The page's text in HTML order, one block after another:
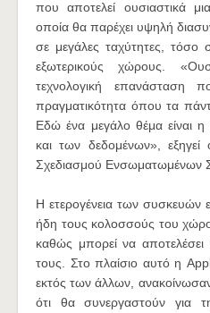
που αποτελεί ουσιαστικά
οποία θα παρέχει υψηλή
σε μεγάλες ταχύτητες, τόσο
εξωτερικούς χώρους.
τεχνολογική
πραγματικότητα όπου τα
Εδώ ένα μεγάλο θέμα είναι
και των δεδομένων», εξηγεί
Σχεδιασμού Ενσωματωμένων
Η ετερογένεια των συσκευών
ήδη τους κολοσσούς του
καθώς μπορεί να
τους. Στο πλαίσιο αυτό η
εκτός των άλλων,
ότι θα συνεργαστούν για